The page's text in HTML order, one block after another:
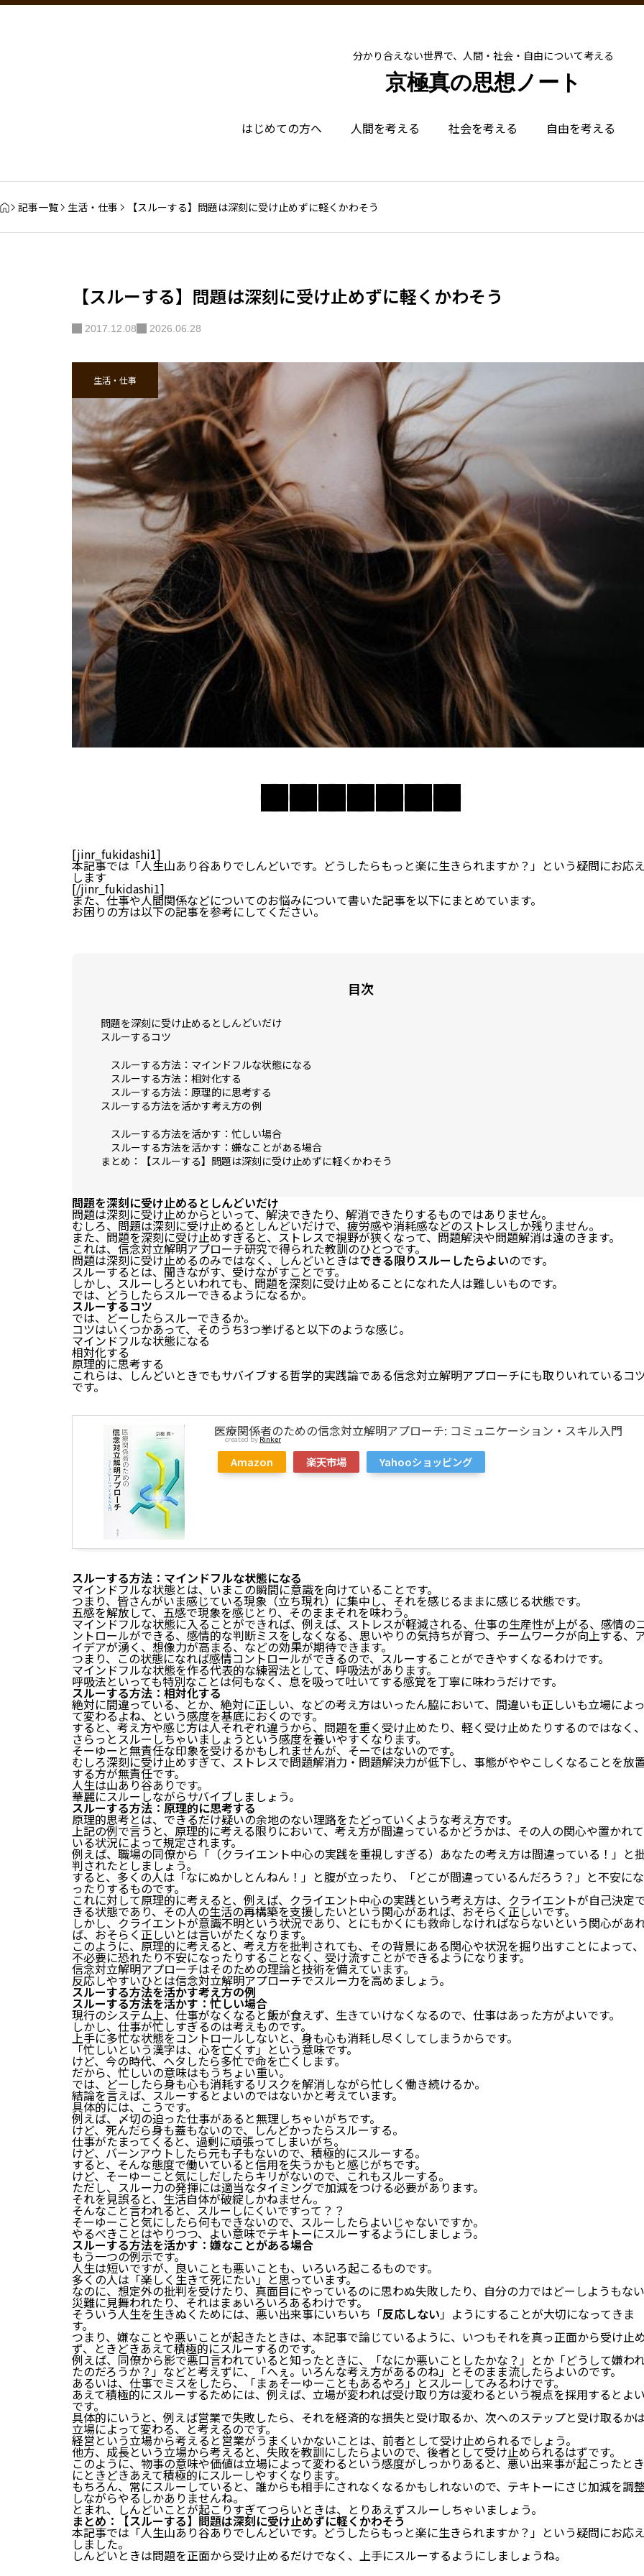
分かり合えない世界で、人間・社会・自由について考える
京極真の思想ノート
はじめての方へ 人間を考える 社会を考える 自由を考える
記事一覧 生活・仕事 【スルーする】問題は深刻に受け止めずに軽くかわそう
【スルーする】問題は深刻に受け止めずに軽くかわそう
2017.12.08 2026.06.28
生活・仕事
[jinr_fukidashi1]
本記事では「人生山あり谷ありでしんどいです。どうしたらもっと楽に生きられますか？」という疑問にお応
します
[/jinr_fukidashi1]
また、仕事や人間関係などについてのお悩みについて書いた記事を以下にまとめています。
お困りの方は以下の記事を参考にしてください。
目次
問題を深刻に受け止めるとしんどいだけ
スルーするコツ
スルーする方法：マインドフルな状態になる
スルーする方法：相対化する
スルーする方法：原理的に思考する
スルーする方法を活かす考え方の例
スルーする方法を活かす：忙しい場合
スルーする方法を活かす：嫌なことがある場合
まとめ：【スルーする】問題は深刻に受け止めずに軽くかわそう
問題を深刻に受け止めるとしんどいだけ
問題は深刻に受け止めからといって、解決できたり、解消できたりするものではありません。
むしろ、問題は深刻に受け止めるとしんどいだけで、疲労感や消耗感などのストレスしか残りません。
また、問題を深刻に受け止めすぎると、ストレスで視野が狭くなって、問題解決や問題解消は遠のきます。
これは、信念対立解明アプローチ研究で得られた教訓のひとつです。
問題は深刻に受け止めるのみではなく、しんどいときはできる限りスルーしたらよいのです。
スルーするとは、聞きながす、受けながすことです。
しかし、スルーしろといわれても、問題を深刻に受け止めることになれた人は難しいものです。
では、どうしたらスルーできるようになるか。
スルーするコツ
では、どーしたらスルーできるか。
コツはいくつかあって、そのうち3つ挙げると以下のような感じ。
マインドフルな状態になる
相対化する
原理的に思考する
これらは、しんどいときでもサバイブする哲学的実践論である信念対立解明アプローチにも取りいれているコ
です。
医療関係者のための信念対立解明アプローチ: コミュニケーション・スキル入門
created byRinker
Amazon 楽天市場 Yahooショッピング
スルーする方法：マインドフルな状態になる
マインドフルな状態とは、いまこの瞬間に意識を向けていることです。
つまり、皆さんがいま感じている現象（立ち現れ）に集中し、それを感じるままに感じる状態です。
五感を解放して、五感で現象を感じとり、そのままそれを味わう。
マインドフルな状態に入ることができれば、例えば、ストレスが軽減される、仕事の生産性が上がる、感情の
ントロールができる、感情的な判断ミスをしなくなる、思いやりの気持ちが育つ、チームワークが向上する、
イデアが湧く、想像力が高まる、などの効果が期待できます。
つまり、この状態になれば感情コントロールができるので、スルーすることができやすくなるわけです。
マインドフルな状態を作る代表的な練習法として、呼吸法があります。
呼吸法といっても特別なことは何もなく、息を吸って吐いてする感覚を丁寧に味わうだけです。
スルーする方法：相対化する
絶対に間違っている、とか、絶対に正しい、などの考え方はいったん脇において、間違いも正しいも立場によ
て変わるよね、という感度を基底におくのです。
すると、考え方や感じ方は人それぞれ違うから、問題を重く受け止めたり、軽く受け止めたりするのではなく
さらっとスルーしちゃいましょうという感度を養いやすくなります。
そーゆーと無責任な印象を受けるかもしれませんが、そーではないのです。
むしろ深刻に受け止めすぎて、ストレスで問題解消力・問題解決力が低下し、事態がややこしくなることを放
する方が無責任です。
人生は山あり谷ありです。
華麗にスルーしながらサバイブしましょう。
スルーする方法：原理的に思考する
原理的思考とは、できるだけ疑いの余地のない理路をたどっていくような考え方です。
上記の例で言うと、原理的に考える限りにおいて、考え方が間違っているかどうかは、その人の関心や置かれて
いる状況によって規定されます。
例えば、職場の同僚から「（クライエント中心の実践を重視しすぎる）あなたの考え方は間違っている！」と
判されたとしましょう。
すると、多くの人は「なにぬかしとんねん！」と腹が立ったり、「どこが間違っているんだろう？」と不安にな
ったりするものです。
これに対して原理的に考えると、例えば、クライエント中心の実践という考え方は、クライエントが自己決定
きる状態であり、その人の生活の再構築を支援したいという関心があれば、おそらく正しいです。
しかし、クライエントが意識不明という状況であり、とにもかくにも救命しなければならないという関心があ
ば、おそらく正しいとは言いがたくなります。
このように、原理的に考えると、考え方を批判されても、その背景にある関心や状況を掘り出すことによって、
不必要に恐れたり不安になったりすることなく、受け流すことができるようになります。
信念対立解明アプローチはそのための理論と技術を備えています。
反応しやすいひとは信念対立解明アプローチでスルー力を高めましょう。
スルーする方法を活かす考え方の例
スルーする方法を活かす：忙しい場合
現行のシステム上、仕事がなくなると飯が食えず、生きていけなくなるので、仕事はあった方がよいです。
しかし、仕事が忙しすぎるのは考えものです。
上手に多忙な状態をコントロールしないと、身も心も消耗し尽くしてしまうからです。
「忙しいという漢字は、心を亡くす」という意味です。
けど、今の時代、ヘタしたら多忙で命を亡くします。
だから、忙しいの意味はもうちょい重い。
では、どーしたら身も心も消耗するリスクを解消しながら忙しく働き続けるか。
結論を言えば、スルーするとよいのではないかと考えています。
具体的には、こうです。
例えば、〆切の迫った仕事があると無理しちゃいがちです。
けど、死んだら身も蓋もないので、しんどかったらスルーする。
仕事がたまってくると、過剰に頑張ってしまいがち。
けど、バーンアウトしたら元も子もないので、積極的にスルーする。
すると、そんな態度で働いていると信用を失うかもと感じがちです。
けど、そーゆーこと気にしだしたらキリがないので、これもスルーする。
ただし、スルー力の発揮には適当なタイミングで加減をつける必要があります。
それを見誤ると、生活自体が破綻しかねません。
そんなこと言われると、スルーしにくいですって？？
そーゆーこと気にしたら何もできないので、スルーしたらよいじゃないですか。
やるべきことはやりつつ、よい意味でテキトーにスルーするようにしましょう。
スルーする方法を活かす：嫌なことがある場合
もう一つの例示です。
人生は短いですが、良いことも悪いことも、いろいろ起こるものです。
多くの人は「楽しく生きて死にたい」と思っています。
なのに、想定外の批判を受けたり、真面目にやっているのに思わぬ失敗したり、自分の力ではどーしようもない
災難に見舞われたり、それはまぁいろいろあるわけです。
そういう人生を生きぬくためには、悪い出来事にいちいち「反応しない」ようにすることが大切になってきま
す。
つまり、嫌なことや悪いことが起きたときは、本記事で論じているように、いつもそれを真っ正面から受け止
ず、ときどきあえて積極的にスルーするのです。
例えば、同僚から影で悪口言われていると知ったときに、「なにか悪いことしたかな？」とか「どうして嫌わ
たのだろうか？」などと考えずに、「へぇ。いろんな考え方があるのね」とそのまま流したらよいのです。
あるいは、仕事でミスをしたら、「まぁそーゆーこともあるやろ」とスルーしてみるわけです。
あえて積極的にスルーするためには、例えば、立場が変われば受け取り方は変わるという視点を採用するとよ
です。
具体的にいうと、例えば営業で失敗したら、それを経済的な損失と受け取るか、次へのステップと受け取るか
立場によって変わる、と考えるのです。
経営という立場から考えると営業がうまくいかないことは、前者として受け止められるでしょう。
他方、成長という立場から考えると、失敗を教訓にしたらよいので、後者として受け止められるはずです。
このように、物事の意味や価値は立場によって変わるという感度がしっかりあると、悪い出来事が起こったとき
にときどきあえて積極的にスルーしやすくなります。
もちろん、常にスルーしていると、誰からも相手にされなくなるかもしれないので、テキトーにさじ加減を調
しながらやるしかありませんね。
とまれ、しんどいことが起こりすぎてつらいときは、とりあえずスルーしちゃいましょう。
まとめ：【スルーする】問題は深刻に受け止めずに軽くかわそう
本記事では「人生山あり谷ありでしんどいです。どうしたらもっと楽に生きられますか？」という疑問にお応
しました。
しんどいときは問題を正面から受け止めるだけでなく、上手にスルーするようにしましょうね。